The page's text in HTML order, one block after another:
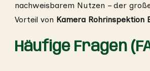
nachweisbarem Nutzen – der
Vorteil von Kamera Rohrinspektion
Häufige Fragen